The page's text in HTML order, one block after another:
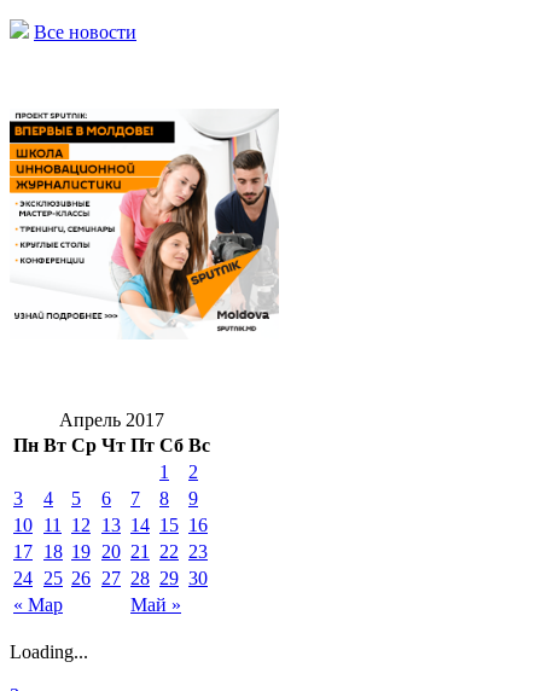
Все новости
Апрель 2017
Пн Вт Ср Чт Пт Сб Вс
« Мар Май »
1
2
3
4 5 6 7 8
9
10 11 12 13 14 15 16
17 18 19 20 21 22 23
24 25 26 27 28 29 30
Loading...